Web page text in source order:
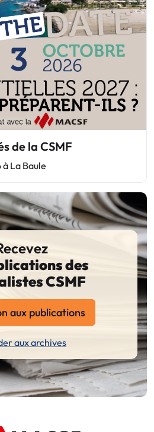
de la CSMF
La Baule
des
CSMF
aux publications
aux archives